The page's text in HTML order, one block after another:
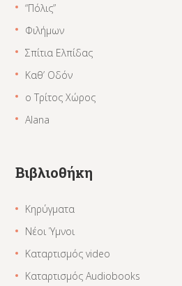
“Πόλις”
Φιλήμων
Σπίτια Ελπίδας
Καθ’ Οδόν
ο Τρίτος Χώρος
Alana
Βιβλιοθήκη
Κηρύγματα
Νέοι Ύμνοι
Καταρτισμός video
Καταρτισμός Audiobooks